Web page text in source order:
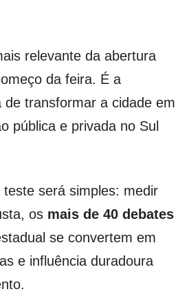
relevante da abertura
da feira. É a
transformar a cidade em
pública e privada no Sul
será simples: medir
os mais de 40 debates
se convertem em
e influência duradoura